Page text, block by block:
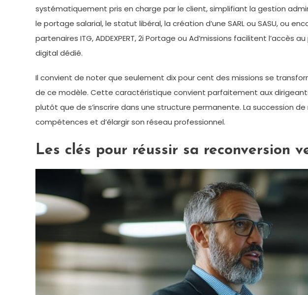
systématiquement pris en charge par le client, simplifiant la gestion
le portage salarial, le statut libéral, la création d’une SARL ou SASU, ou
partenaires ITG, ADDEXPERT, 2i Portage ou Ad’missions facilitent
digital dédié.
Il convient de noter que seulement dix pour cent des missions se
de ce modèle. Cette caractéristique convient parfaitement aux
plutôt que de s’inscrire dans une structure permanente. La succession
compétences et d’élargir son réseau professionnel.
Les clés pour réussir sa reconversion